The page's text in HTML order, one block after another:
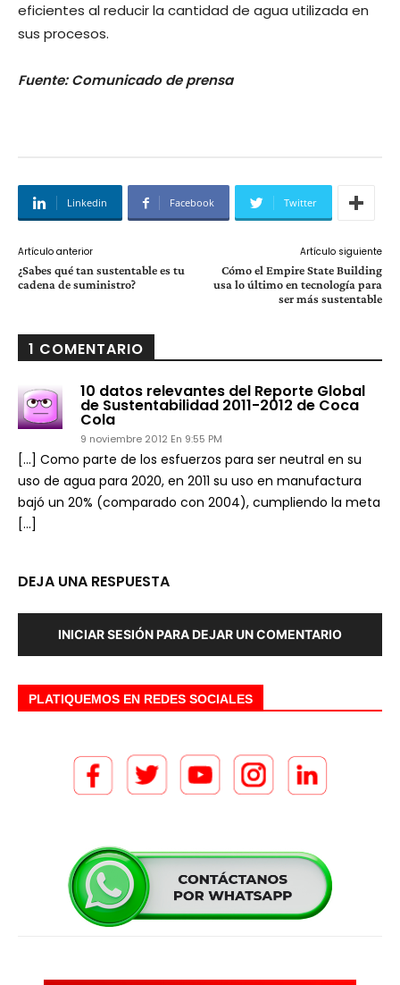
eficientes al reducir la cantidad de agua utilizada en
sus procesos.
Fuente: Comunicado de prensa
Linkedin Facebook Twitter
Artículo anterior
¿Sabes qué tan sustentable es tu
cadena de suministro?
Artículo siguiente
Cómo el Empire State Building
usa lo último en tecnología para
ser más sustentable
1 COMENTARIO
10 datos relevantes del Reporte Global
de Sustentabilidad 2011-2012 de Coca
Cola
9 noviembre 2012 En 9:55 PM
[…] Como parte de los esfuerzos para ser neutral en su
uso de agua para 2020, en 2011 su uso en manufactura
bajó un 20% (comparado con 2004), cumpliendo la meta
[…]
DEJA UNA RESPUESTA
INICIAR SESIÓN PARA DEJAR UN COMENTARIO
PLATIQUEMOS EN REDES SOCIALES